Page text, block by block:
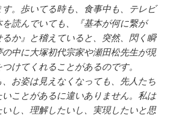
。歩いてる時も、食事中も、テレビ
読んでいても、『基本が何に繋が
るか』と稽えていると、突然、閃く瞬
中に大塚初代宗家や瀬田松先生が現
けてくれることがあるのです。
お姿は見えなくなっても、先人たち
ことがあるに違いありません。私は
し、理解したいし、実現したいと思